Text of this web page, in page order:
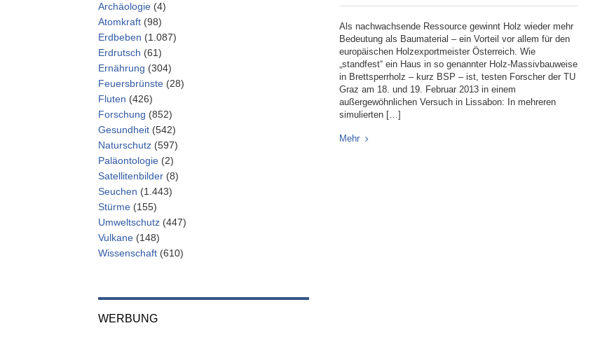
Als nachwachsende Ressource gewinnt Holz wieder mehr
Bedeutung als Baumaterial – ein Vorteil vor allem für den
europäischen Holzexportmeister Österreich. Wie
„standfest“ ein Haus in so genannter Holz-Massivbauweise
in Brettsperrholz – kurz BSP – ist, testen Forscher der TU
Graz am 18. und 19. Februar 2013 in einem
außergewöhnlichen Versuch in Lissabon: In mehreren
simulierten […]
Mehr
Archäologie (4)
Atomkraft (98)
Erdbeben (1.087)
Erdrutsch (61)
Ernährung (304)
Feuersbrünste (28)
Fluten (426)
Forschung (852)
Gesundheit (542)
Naturschutz (597)
Paläontologie (2)
Satellitenbilder (8)
Seuchen (1.443)
Stürme (155)
Umweltschutz (447)
Vulkane (148)
Wissenschaft (610)
WERBUNG